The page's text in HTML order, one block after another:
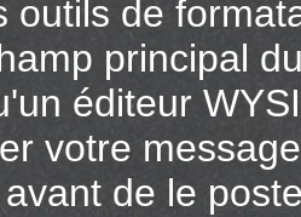
outils de
principal
éditeur
votre
de le